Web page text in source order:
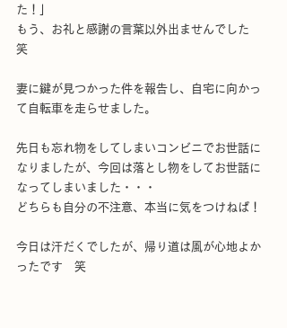
た！」
もう、お礼と感謝の言葉以外出ませんでした
笑
妻に鍵が見つかった件を報告し、自宅に向かっ
て自転車を走らせました。
先日も忘れ物をしてしまいコンビニでお世話に
なりましたが、今回は落とし物をしてお世話に
なってしまいました・・・
どちらも自分の不注意、本当に気をつけねば！
今日は汗だくでしたが、帰り道は風が心地よか
ったです　笑